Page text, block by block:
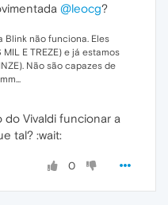
@leocg?
Blink não funciona. Eles
E TREZE) e já estamos
Não são capazes de
do Vivaldi funcionar a
tal? :wait:
0